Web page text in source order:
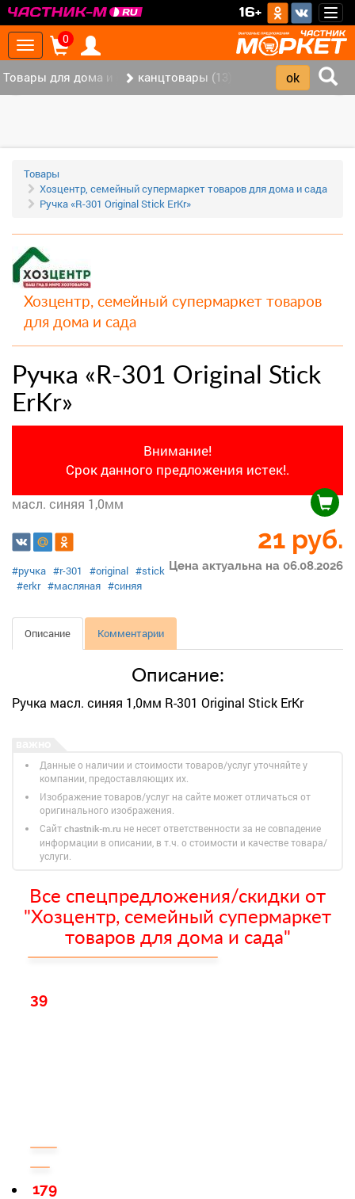
16+
Toggle
navigation
0
Товары для дома и офиса (117)канцтовары (13)
Товары
Хозцентр, семейный супермаркет товаров для дома и сада
Ручка «R-301 Original Stick ErKr»
Хозцентр, семейный супермаркет товаров
для дома и сада
Ручка «R-301 Original Stick
ErKr»
Внимание!
Срок данного предложения истек!.
масл. синяя 1,0мм
21 руб.
Цена актуальна на 06.08.2026
#ручка #r-301 #original #stick
#erkr #масляная #синяя
Описание Комментарии
Описание:
Ручка масл. синяя 1,0мм R-301 Original Stick ErKr
Данные о наличии и стоимости товаров/услуг уточняйте у
компании, предоставляющих их.
Изображение товаров/услуг на сайте может отличаться от
оригинального изображения.
Сайт chastnik-m.ru не несет ответственности за не совпадение
информации в описании, в т.ч. о стоимости и качестве товара/
услуги.
Все спецпредложения/скидки от
"Хозцентр, семейный супермаркет
товаров для дома и сада"
39
179
‹ ›